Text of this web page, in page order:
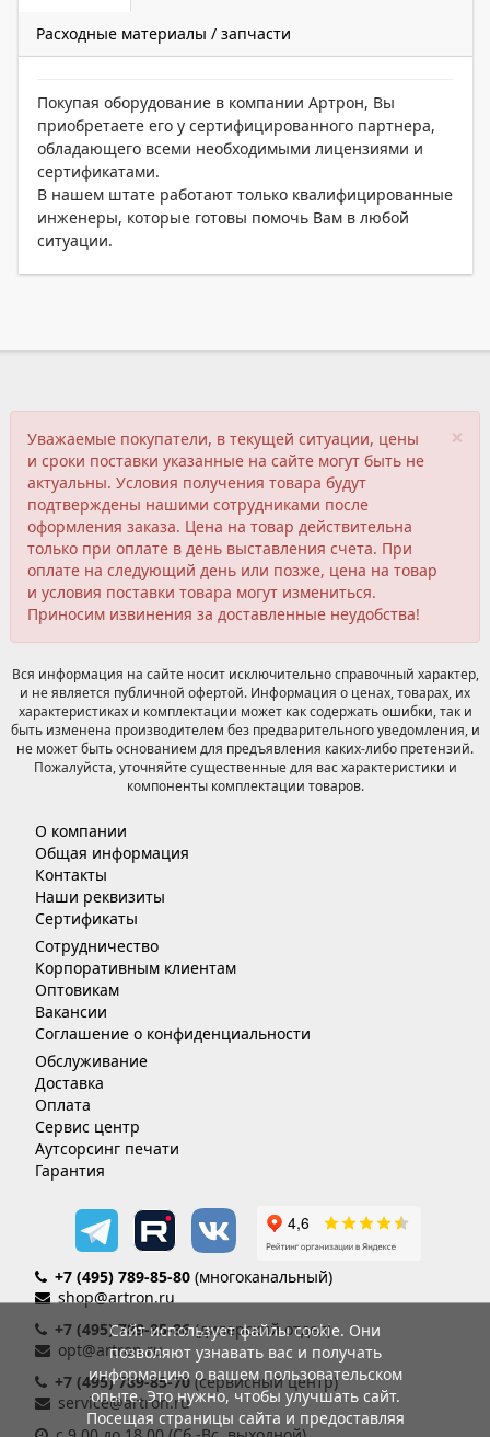
Расходные материалы / запчасти
Покупая оборудование в компании Артрон, Вы
приобретаете его у сертифицированного партнера,
обладающего всеми необходимыми лицензиями и
сертификатами.
В нашем штате работают только квалифицированные
инженеры, которые готовы помочь Вам в любой
ситуации.
×
Уважаемые покупатели, в текущей ситуации, цены
и сроки поставки указанные на сайте могут быть не
актуальны. Условия получения товара будут
подтверждены нашими сотрудниками после
оформления заказа. Цена на товар действительна
только при оплате в день выставления счета. При
оплате на следующий день или позже, цена на товар
и условия поставки товара могут измениться.
Приносим извинения за доставленные неудобства!
Вся информация на сайте носит исключительно справочный характер,
и не является публичной офертой. Информация о ценах, товарах, их
характеристиках и комплектации может как содержать ошибки, так и
быть изменена производителем без предварительного уведомления, и
не может быть основанием для предъявления каких-либо претензий.
Пожалуйста, уточняйте существенные для вас характеристики и
компоненты комплектации товаров.
О компании
Общая информация
Контакты
Наши реквизиты
Сертификаты
Сотрудничество
Корпоративным клиентам
Оптовикам
Вакансии
Соглашение о конфиденциальности
Обслуживание
Доставка
Оплата
Сервис центр
Аутсорсинг печати
Гарантия
+7 (495) 789-85-80 (многоканальный)
shop@artron.ru
+7 (495) 789-85-86(дилерский отдел)
opt@artron.ru
+7 (495) 789-85-70 (сервисный центр)
service@artron.ru
Сайт использует файлы cookie. Они
позволяют узнавать вас и получать
информацию о вашем пользовательском
опыте. Это нужно, чтобы улучшать сайт.
Посещая страницы сайта и предоставляя